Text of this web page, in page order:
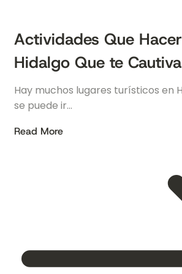
Actividades Que
Hidalgo Que te
Hay muchos lugares turísticos en
se puede ir…
Read More